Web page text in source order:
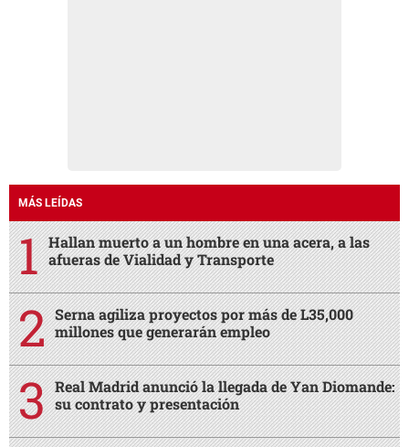
MÁS LEÍDAS
Hallan muerto a un hombre en una acera, a las
afueras de Vialidad y Transporte
Serna agiliza proyectos por más de L35,000
millones que generarán empleo
Real Madrid anunció la llegada de Yan Diomande:
su contrato y presentación